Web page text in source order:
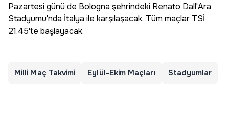
Pazartesi günü de Bologna şehrindeki Renato Dall'Ara
Stadyumu'nda İtalya ile karşılaşacak. Tüm maçlar TSİ
21.45'te başlayacak.
Milli Maç Takvimi Eylül-Ekim Maçları Stadyumlar